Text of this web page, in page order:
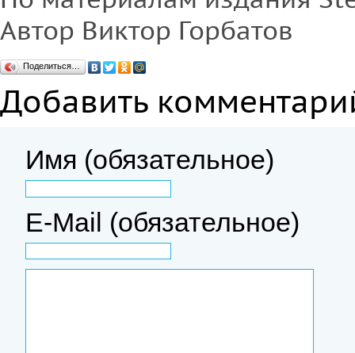
Автор Виктор Горбатов
Поделиться…
Добавить
Имя (обязательное)
E-Mail (обязательное)